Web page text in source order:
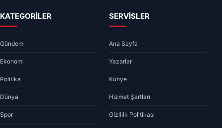
KATEGORİLER
Gündem
Ekonomi
Politika
Dünya
Spor
SERVİSLER
Ana Sayfa
Yazarlar
Künye
Hizmet Şartları
Gizlilik Politikası